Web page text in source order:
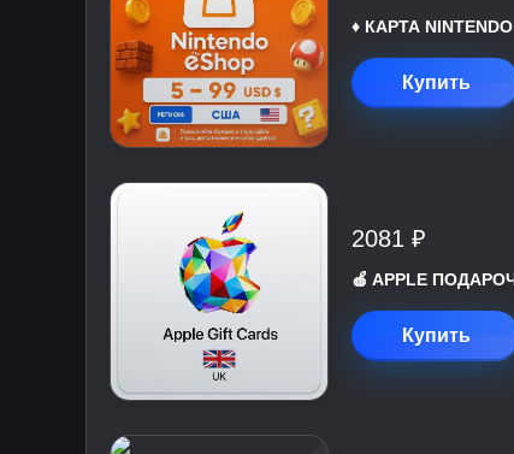
♦️ КАРТА
Купить
2081 ₽
🍎 APPLE
Купить